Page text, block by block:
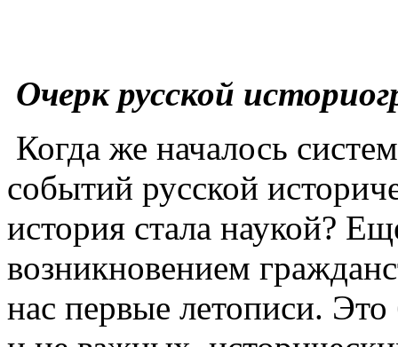
Очерк русской
Когда же началось
событий русской
история стала наукой?
возникновением
нас первые летописи.